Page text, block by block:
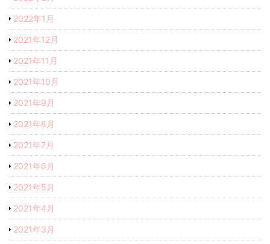
2022年1月
2021年12月
2021年11月
2021年10月
2021年9月
2021年8月
2021年7月
2021年6月
2021年5月
2021年4月
2021年3月